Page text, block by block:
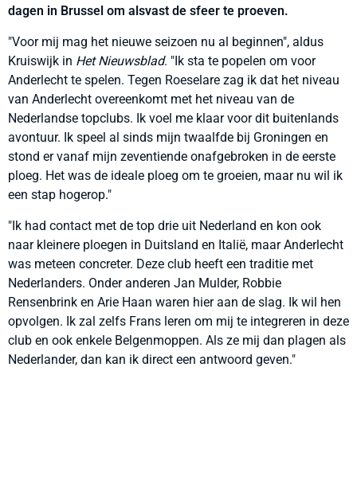
dagen in Brussel om alsvast de sfeer te proeven.
"Voor mij mag het nieuwe seizoen nu al beginnen", aldus
Kruiswijk in Het Nieuwsblad. "Ik sta te popelen om voor
Anderlecht te spelen. Tegen Roeselare zag ik dat het niveau
van Anderlecht overeenkomt met het niveau van de
Nederlandse topclubs. Ik voel me klaar voor dit buitenlands
avontuur. Ik speel al sinds mijn twaalfde bij Groningen en
stond er vanaf mijn zeventiende onafgebroken in de eerste
ploeg. Het was de ideale ploeg om te groeien, maar nu wil ik
een stap hogerop."
"Ik had contact met de top drie uit Nederland en kon ook
naar kleinere ploegen in Duitsland en Italië, maar Anderlecht
was meteen concreter. Deze club heeft een traditie met
Nederlanders. Onder anderen Jan Mulder, Robbie
Rensenbrink en Arie Haan waren hier aan de slag. Ik wil hen
opvolgen. Ik zal zelfs Frans leren om mij te integreren in deze
club en ook enkele Belgenmoppen. Als ze mij dan plagen als
Nederlander, dan kan ik direct een antwoord geven."